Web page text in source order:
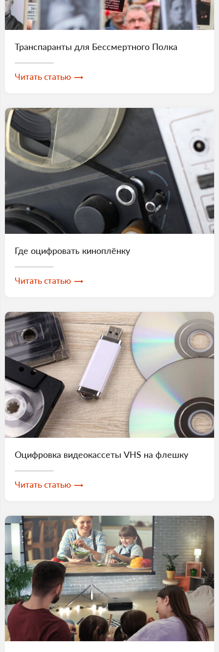
Транспаранты для Бессмертного Полка
Читать статью
Где оцифровать киноплёнку
Читать статью
Оцифровка видеокассеты VHS на флешку
Читать статью